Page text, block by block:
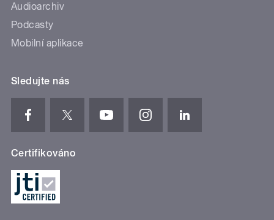
Audioarchiv
Podcasty
Mobilní aplikace
Sledujte nás
Certifikováno